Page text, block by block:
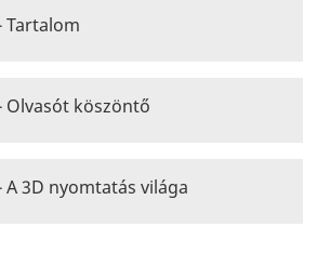
Tartalom
Olvasót köszöntő
A 3D nyomtatás világa